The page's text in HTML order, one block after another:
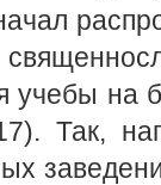
учебы на
Так,